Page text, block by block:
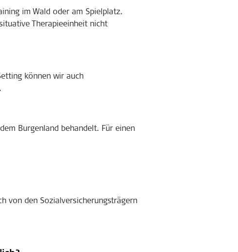
im Wald oder am Spielplatz.
Therapieeinheit nicht
können wir auch
Burgenland behandelt. Für einen
von den Sozialversicherungsträgern